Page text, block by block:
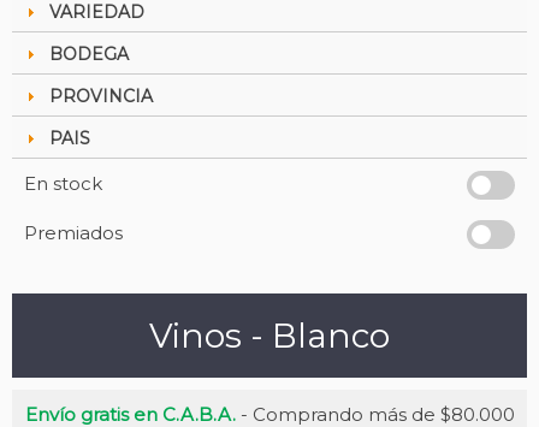
VARIEDAD
BODEGA
PROVINCIA
PAIS
En stock
Premiados
Vinos - Blanco
Envío gratis en C.A.B.A.- Comprando más de $80.000